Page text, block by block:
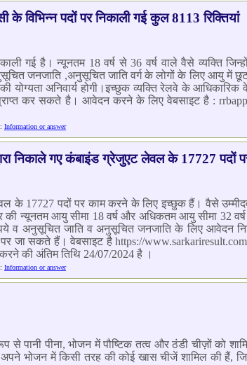
के विभिन्न पदों पर निकाली गई कुल 8113 रिक्तियां
गई है। न्यूनतम 18 वर्ष से 36 वर्ष वाले वैसे व्यक्ति
जनजाति ,अनुसूचित जाति वर्ग के लोगों के लिए आयु में छूट
योग्यता अनिवार्य होगी।इच्छुक व्यक्ति रेलवे के
कर सकते है। आवेदन करने के लिए वेबसाइट है :
Information or answer
निकाले गए कंबाइंड ग्रेजुएट लेवल के 17727 पदों
के 17727 पदों पर काम करने के लिए इच्छुक हैं। वैसे
की न्यूनतम आयु सीमा 18 वर्ष और अधिकतम आयु सीमा 32 वर्ष
व अनुसूचित जाति व अनुसूचित जनजाति के लिए आवेदन
सकते हैं। वेबसाइट है https://www.sarkariresult.com/
की अंतिम तिथि 24/07/2024 है ।
Information or answer
से पानी पीना, भोजन में पौष्टिक तत्व और ठंडी चीज़ों को
भोजन में किसी तरह की कोई खास चीजें शामिल की हैं,